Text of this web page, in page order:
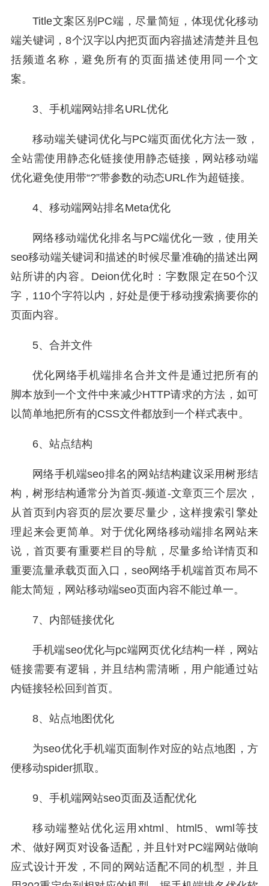
Title文案区别PC端，尽量简短，体现优化移动
端关键词，8个汉字以内把页面内容描述清楚并且包
括频道名称，避免所有的页面描述使用同一个文
案。
3、手机端网站排名URL优化
移动端关键词优化与PC端页面优化方法一致，
全站需使用静态化链接使用静态链接，网站移动端
优化避免使用带“?”带参数的动态URL作为超链接。
4、移动端网站排名Meta优化
网络移动端优化排名与PC端优化一致，使用关
seo移动端关键词和描述的时候尽量准确的描述出网
站所讲的内容。Deion优化时：字数限定在50个汉
字，110个字符以内，好处是便于移动搜索摘要你的
页面内容。
5、合并文件
优化网络手机端排名合并文件是通过把所有的
脚本放到一个文件中来减少HTTP请求的方法，如可
以简单地把所有的CSS文件都放到一个样式表中。
6、站点结构
网络手机端seo排名的网站结构建议采用树形结
构，树形结构通常分为首页-频道-文章页三个层次，
从首页到内容页的层次要尽量少，这样搜索引擎处
理起来会更简单。对于优化网络移动端排名网站来
说，首页要有重要栏目的导航，尽量多给详情页和
重要流量承载页面入口，seo网络手机端首页布局不
能太简短，网站移动端seo页面内容不能过单一。
7、内部链接优化
手机端seo优化与pc端网页优化结构一样，网站
链接需要有逻辑，并且结构需清晰，用户能通过站
内链接轻松回到首页。
8、站点地图优化
为seo优化手机端页面制作对应的站点地图，方
便移动spider抓取。
9、手机端网站seo页面及适配优化
移动端整站优化运用xhtml、html5、wml等技
术、做好网页对设备适配，并且针对PC端网站做响
应式设计开发，不同的网站适配不同的机型，并且